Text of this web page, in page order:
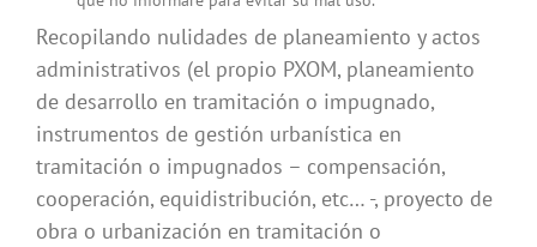
Recopilando nulidades de planeamiento y actos
administrativos (el propio PXOM, planeamiento
de desarrollo en tramitación o impugnado,
instrumentos de gestión urbanística en
tramitación o impugnados – compensación,
cooperación, equidistribución, etc… -, proyecto de
obra o urbanización en tramitación o